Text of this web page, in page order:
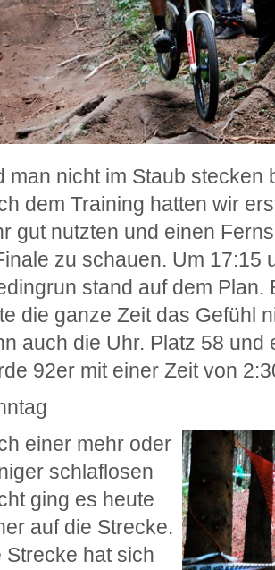
man nicht im Staub stecken
dem Training hatten wir
gut nutzten und einen
zu schauen. Um 17:15
stand auf dem
die ganze Zeit das Gefühl
auch die Uhr. Platz 58
92er mit einer Zeit von
einer mehr oder
schlaflosen
ging es heute
auf die Strecke.
Strecke hat sich